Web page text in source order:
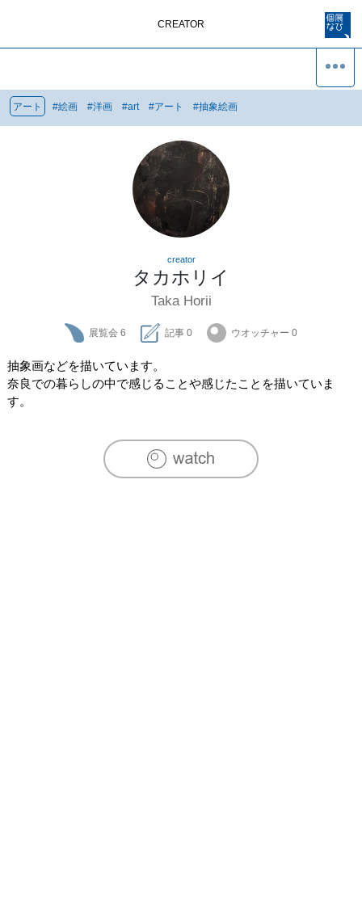
CREATOR
アート #絵画 #洋画 #art #アート #抽象絵画
creator
タカホリイ
Taka Horii
展覧会 6 記事 0 ウオッチャー 0
抽象画などを描いています。
奈良での暮らしの中で感じることや感じたことを描いていま
す。